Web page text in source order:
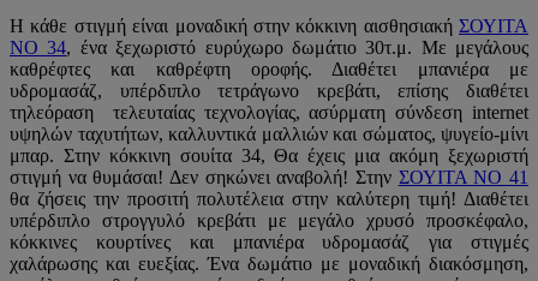
Η κάθε στιγμή είναι μοναδική στην κόκκινη αισθησιακή ΣΟΥΙΤΑ
NO 34, ένα ξεχωριστό ευρύχωρο δωμάτιο 30τ.μ. Με μεγάλους
καθρέφτες και καθρέφτη οροφής. Διαθέτει μπανιέρα με
υδρομασάζ, υπέρδιπλο τετράγωνο κρεβάτι, επίσης διαθέτει
τηλεόραση τελευταίας τεχνολογίας, ασύρματη σύνδεση internet
υψηλών ταχυτήτων, καλλυντικά μαλλιών και σώματος, ψυγείο-μίνι
μπαρ. Στην κόκκινη σουίτα 34, Θα έχεις μια ακόμη ξεχωριστή
στιγμή να θυμάσαι! Δεν σηκώνει αναβολή! Στην ΣΟΥΙΤΑ NO 41
θα ζήσεις την προσιτή πολυτέλεια στην καλύτερη τιμή! Διαθέτει
υπέρδιπλο στρογγυλό κρεβάτι με μεγάλο χρυσό προσκέφαλο,
κόκκινες κουρτίνες και μπανιέρα υδρομασάζ για στιγμές
χαλάρωσης και ευεξίας. Ένα δωμάτιο με μοναδική διακόσμηση,